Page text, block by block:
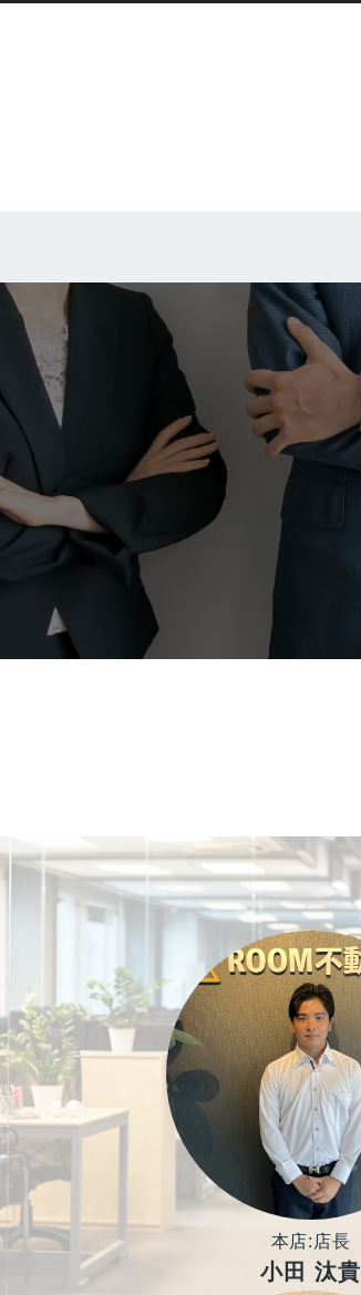
本店:店長
小田 汰貴